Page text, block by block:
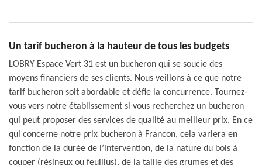
Un tarif bucheron à la hauteur de tous les budgets
LOBRY Espace Vert 31 est un bucheron qui se soucie des
moyens financiers de ses clients. Nous veillons à ce que notre
tarif bucheron soit abordable et défie la concurrence. Tournez-
vous vers notre établissement si vous recherchez un bucheron
qui peut proposer des services de qualité au meilleur prix. En ce
qui concerne notre prix bucheron à Francon, cela variera en
fonction de la durée de l’intervention, de la nature du bois à
couper (résineux ou feuillus), de la taille des grumes et des